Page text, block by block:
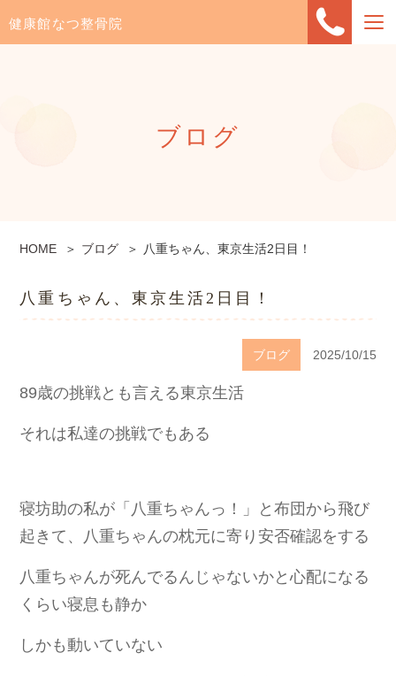
健康館なつ整骨院
ブログ
HOME ブログ 八重ちゃん、東京生活2日目！
八重ちゃん、東京生活2日目！
ブログ 2025/10/15
89歳の挑戦とも言える東京生活
それは私達の挑戦でもある
寝坊助の私が「八重ちゃんっ！」と布団から飛び
起きて、八重ちゃんの枕元に寄り安否確認をする
八重ちゃんが死んでるんじゃないかと心配になる
くらい寝息も静か
しかも動いていない